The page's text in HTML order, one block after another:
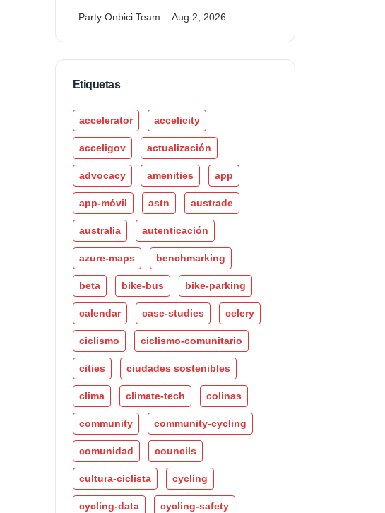
Party Onbici Team Aug 2, 2026
Etiquetas
accelerator accelicity
acceligov actualización
advocacy amenities app
app-móvil astn austrade
australia autenticación
azure-maps benchmarking
beta bike-bus bike-parking
calendar case-studies celery
ciclismo ciclismo-comunitario
cities ciudades sostenibles
clima climate-tech colinas
community community-cycling
comunidad councils
cultura-ciclista cycling
cycling-data cycling-safety